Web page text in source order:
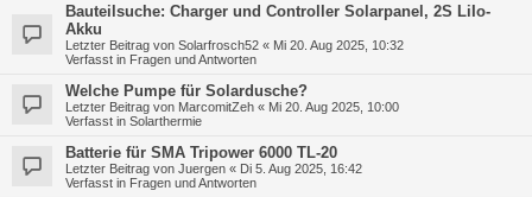
Bauteilsuche: Charger und Controller Solarpanel, 2S LiIo-
Akku
Letzter Beitrag von Solarfrosch52 « Mi 20. Aug 2025, 10:32
Verfasst in Fragen und Antworten
Welche Pumpe für Solardusche?
Letzter Beitrag von MarcomitZeh « Mi 20. Aug 2025, 10:00
Verfasst in Solarthermie
Batterie für SMA Tripower 6000 TL-20
Letzter Beitrag von Juergen « Di 5. Aug 2025, 16:42
Verfasst in Fragen und Antworten